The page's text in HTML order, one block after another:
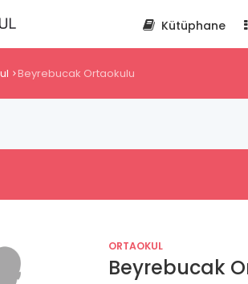
Kütüphane
Beyrebucak Ortaokulu
ORTAOKUL
Beyrebucak